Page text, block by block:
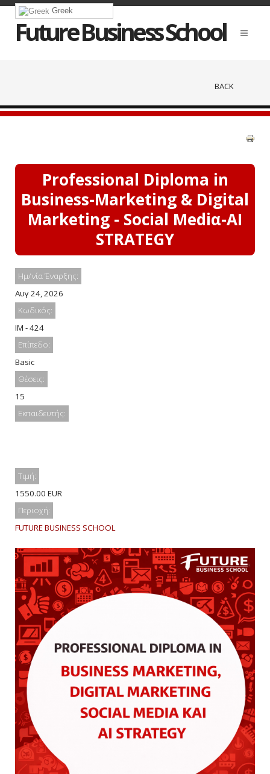
Greek
Future Business School
BACK
Professional Diploma in
Business-Marketing & Digital
Marketing - Social Mediα-AI
STRATEGY
Ημ/νία Έναρξης:
Αυγ 24, 2026
Κωδικός:
IM - 424
Επίπεδο:
Basic
Θέσεις:
15
Εκπαιδευτής:
Τιμή:
1550.00 EUR
Περιοχή:
FUTURE BUSINESS SCHOOL